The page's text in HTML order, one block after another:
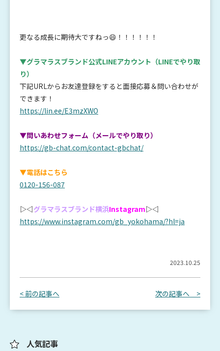
更なる成長に期待大ですねっ😄！！！！！！
▼グラマラスブランド公式LINEアカウント （LINEでやり取
り）
下記URLからお友達登録をすると面接応募＆問い合わせが
できます！
https://lin.ee/E3mzXWO
▼問いあわせフォーム（メールでやり取り）
https://gb-chat.com/contact-gbchat/
▼電話はこちら
0120-156-087
▷◁グラマラスブランド横浜Instagram▷◁
https://www.instagram.com/gb_yokohama/?hl=ja
2023.10.25
< 前の記事へ 次の記事へ >
人気記事